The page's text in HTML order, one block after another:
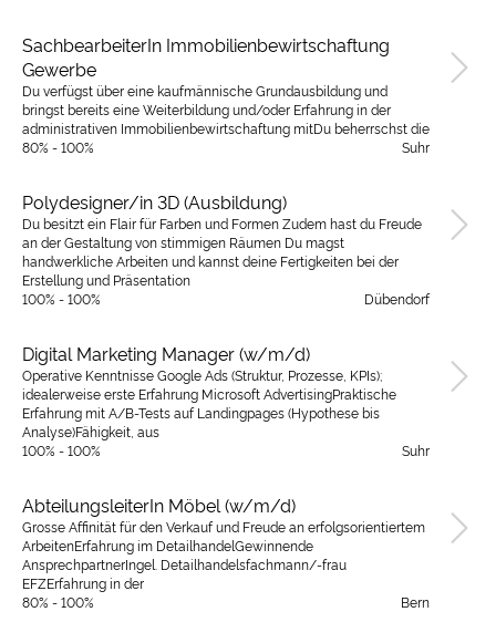
SachbearbeiterIn Immobilienbewirtschaftung
Gewerbe
Du verfügst über eine kaufmännische Grundausbildung und
bringst bereits eine Weiterbildung und/oder Erfahrung in der
administrativen Immobilienbewirtschaftung mitDu beherrschst die
80% - 100%
Suhr
Polydesigner/in 3D (Ausbildung)
Du besitzt ein Flair für Farben und Formen Zudem hast du Freude
an der Gestaltung von stimmigen Räumen Du magst
handwerkliche Arbeiten und kannst deine Fertigkeiten bei der
Erstellung und Präsentation
100% - 100%
Dübendorf
Digital Marketing Manager (w/m/d)
Operative Kenntnisse Google Ads (Struktur, Prozesse, KPIs);
idealerweise erste Erfahrung Microsoft AdvertisingPraktische
Erfahrung mit A/B-Tests auf Landingpages (Hypothese bis
Analyse)Fähigkeit, aus
100% - 100%
Suhr
AbteilungsleiterIn Möbel (w/m/d)
Grosse Affinität für den Verkauf und Freude an erfolgsorientiertem
ArbeitenErfahrung im DetailhandelGewinnende
AnsprechpartnerIngel. Detailhandelsfachmann/-frau
EFZErfahrung in der
80% - 100%
Bern